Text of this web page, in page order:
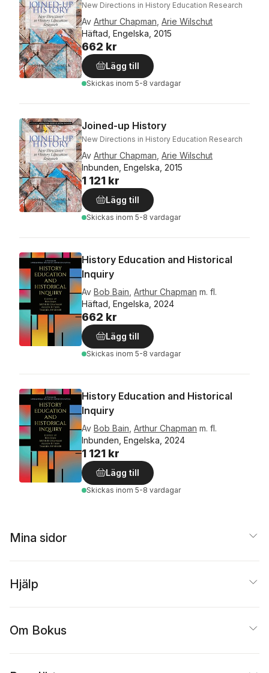
New Directions in History Education Research
Av Arthur Chapman Arie Wilschut
Häftad, Engelska, 2015
662 kr
Lägg till
Skickas inom 5-8 vardagar
Joined-up History
New Directions in History Education Research
Av Arthur Chapman Arie Wilschut
Inbunden, Engelska, 2015
1 121 kr
Lägg till
Skickas inom 5-8 vardagar
History Education and Historical
Inquiry
Av Bob Bain Arthur Chapman m. fl.
Häftad, Engelska, 2024
662 kr
Lägg till
Skickas inom 5-8 vardagar
History Education and Historical
Inquiry
Av Bob Bain Arthur Chapman m. fl.
Inbunden, Engelska, 2024
1 121 kr
Lägg till
Skickas inom 5-8 vardagar
Mina sidor
Hjälp
Om Bokus